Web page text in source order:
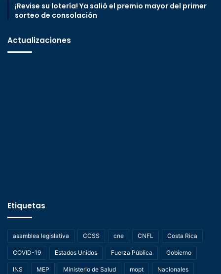
¡Revise su lotería! Ya salió el premio mayor del primer
sorteo de consolación
Actualizaciones
Etiquetas
asamblea legislativa CCSS cne CNFL Costa Rica
COVID-19 Estados Unidos Fuerza Pública Gobierno
INS MEP Ministerio de Salud mopt Nacionales